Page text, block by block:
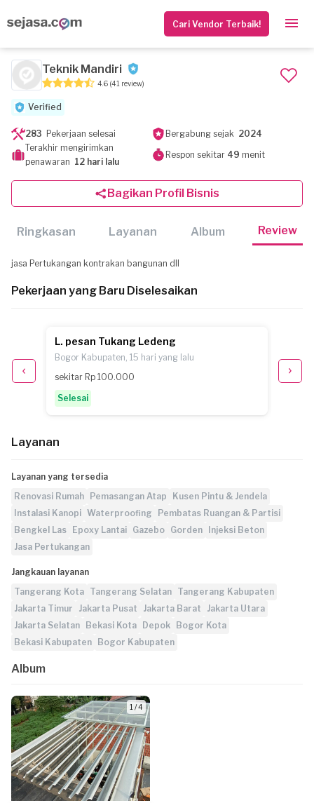
Cari Vendor Terbaik!
Teknik Mandiri
4.6 (41 review)
Verified
283 Pekerjaan selesai Bergabung sejak 2024
Terakhir mengirimkan
penawaran 12 hari lalu
Respon sekitar 49 menit
Bagikan Profil Bisnis
Ringkasan Layanan Album Review
jasa Pertukangan kontrakan bangunan dll
Pekerjaan yang Baru Diselesaikan
L. pesan Tukang Ledeng
Bogor Kabupaten, 15 hari yang lalu
sekitar Rp 100.000
Selesai
Layanan
Layanan yang tersedia
Renovasi Rumah
Pemasangan Atap
Kusen Pintu & Jendela
Instalasi Kanopi Waterproofing
Pembatas Ruangan & Partisi
Bengkel Las
Epoxy Lantai Gazebo Gorden
Injeksi Beton
Jasa Pertukangan
Jangkauan layanan
Tangerang Kota Tangerang Selatan Tangerang Kabupaten
Jakarta Timur
Jakarta Pusat Jakarta Barat
Jakarta Utara
Jakarta Selatan
Bekasi Kota Depok
Bogor Kota
Bekasi Kabupaten
Bogor Kabupaten
Album
1 / 4